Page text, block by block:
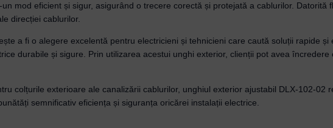
mod eficient și sigur, asigurând o trecere corectă și protejată a cablurilor.
direcției cablurilor.
a fi o alegere excelentă pentru electricieni și tehnicieni care caută soluții rapide
durabile și sigure. Prin utilizarea acestui unghi exterior, clienții pot avea
colțurile exterioare ale canalizării cablurilor, unghiul exterior ajustabil DLX-102-
semnificativ eficiența și siguranța oricărei instalații electrice.